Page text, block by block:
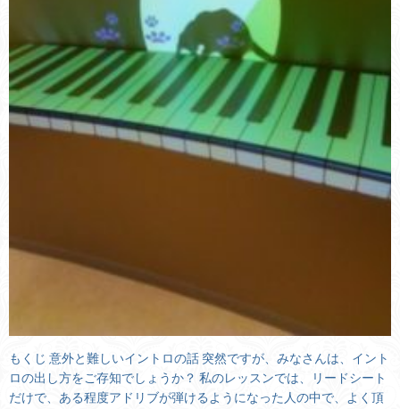
もくじ 意外と難しいイントロの話 突然ですが、みなさんは、イント
ロの出し方をご存知でしょうか？ 私のレッスンでは、リードシート
だけで、ある程度アドリブが弾けるようになった人の中で、よく頂